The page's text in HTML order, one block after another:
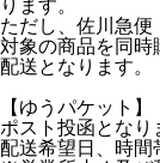
ります。
ただし、佐川急便
対象の商品を同時
配送となります。
【ゆうパケット】
ポスト投函となり
配送希望日、時間